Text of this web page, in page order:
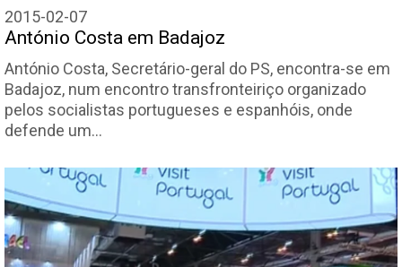
2015-02-07
António Costa em Badajoz
António Costa, Secretário-geral do PS, encontra-se em
Badajoz, num encontro transfronteiriço organizado
pelos socialistas portugueses e espanhóis, onde
defende um…